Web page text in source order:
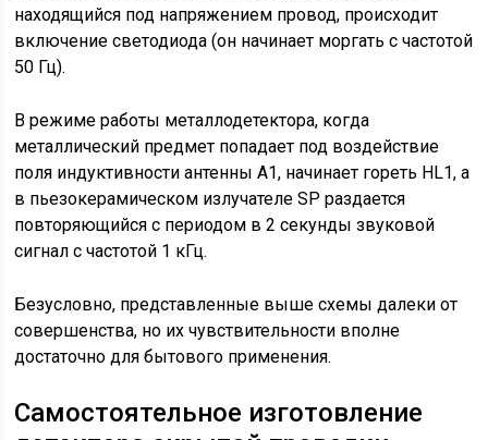
находящийся под напряжением провод, происходит
включение светодиода (он начинает моргать с частотой
50 Гц).
В режиме работы металлодетектора, когда
металлический предмет попадает под воздействие
поля индуктивности антенны А1, начинает гореть HL1, а
в пьезокерамическом излучателе SP раздается
повторяющийся с периодом в 2 секунды звуковой
сигнал с частотой 1 кГц.
Безусловно, представленные выше схемы далеки от
совершенства, но их чувствительности вполне
достаточно для бытового применения.
Самостоятельное изготовление